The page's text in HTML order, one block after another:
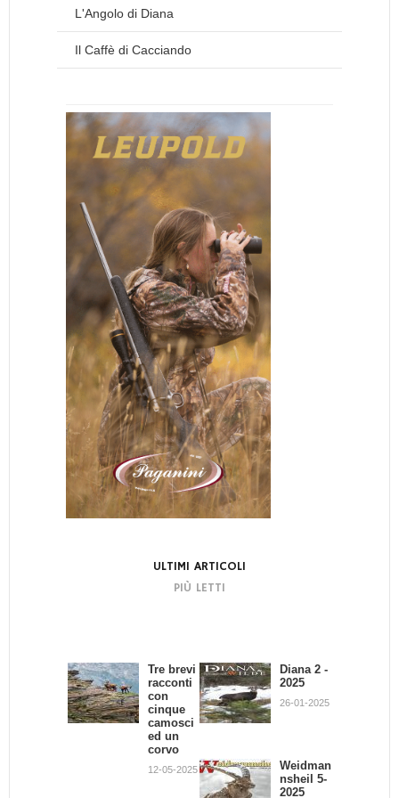
L'Angolo di Diana
Il Caffè di Cacciando
ULTIMI ARTICOLI
PIÙ LETTI
Tre brevi
racconti
con
cinque
camosci
ed un
corvo
12-05-2025
Diana 2 -
2025
26-01-2025
Weidman
nsheil 5-
2025
Bando di
Concors
o:
Scrivend
o e
Cacciand
o
30-09-2013
La
dignità
Cacciator
Giovanni